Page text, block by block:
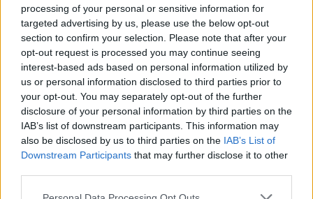
processing of your personal or sensitive information for
targeted advertising by us, please use the below opt-out
section to confirm your selection. Please note that after your
opt-out request is processed you may continue seeing
interest-based ads based on personal information utilized by
us or personal information disclosed to third parties prior to
your opt-out. You may separately opt-out of the further
disclosure of your personal information by third parties on the
IAB’s list of downstream participants. This information may
also be disclosed by us to third parties on the IAB’s List of
Downstream Participants that may further disclose it to other
Please note that this website/app uses one or more Google
“Spāņi aiz šausmām
mēmi!” Dombravas
vēstule sacēlusi vētru
Latvijā, bet ko par to
Nabagacilvēks!
“Pepco” veikalā kāds
pircējs dabūjis dzirdēt
to, ko viņam noteikti